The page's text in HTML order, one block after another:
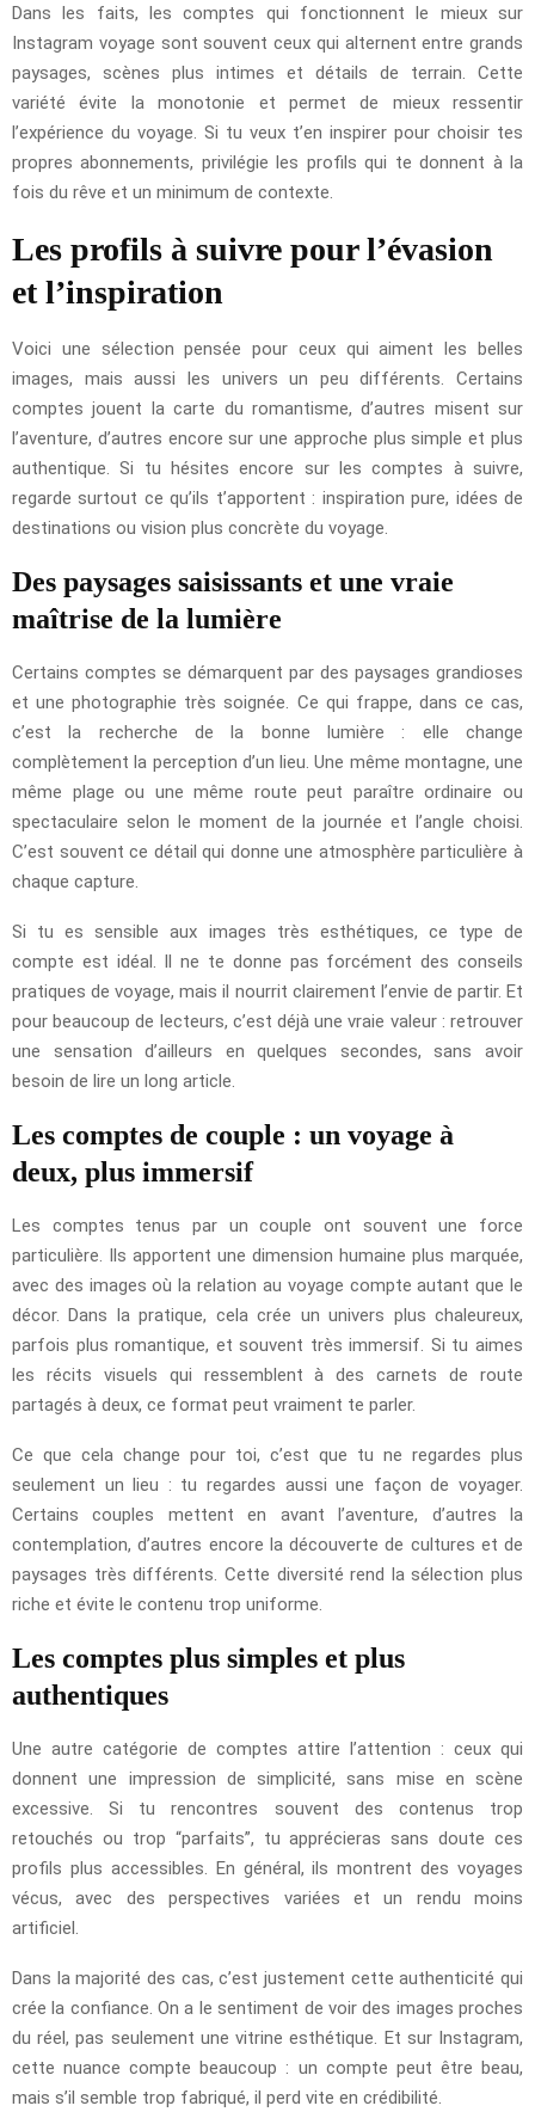
Dans les faits, les comptes qui fonctionnent le mieux sur
Instagram voyage sont souvent ceux qui alternent entre grands
paysages, scènes plus intimes et détails de terrain. Cette
variété évite la monotonie et permet de mieux ressentir
l’expérience du voyage. Si tu veux t’en inspirer pour choisir tes
propres abonnements, privilégie les profils qui te donnent à la
fois du rêve et un minimum de contexte.
Les profils à suivre pour l’évasion
et l’inspiration
Voici une sélection pensée pour ceux qui aiment les belles
images, mais aussi les univers un peu différents. Certains
comptes jouent la carte du romantisme, d’autres misent sur
l’aventure, d’autres encore sur une approche plus simple et plus
authentique. Si tu hésites encore sur les comptes à suivre,
regarde surtout ce qu’ils t’apportent : inspiration pure, idées de
destinations ou vision plus concrète du voyage.
Des paysages saisissants et une vraie
maîtrise de la lumière
Certains comptes se démarquent par des paysages grandioses
et une photographie très soignée. Ce qui frappe, dans ce cas,
c’est la recherche de la bonne lumière : elle change
complètement la perception d’un lieu. Une même montagne, une
même plage ou une même route peut paraître ordinaire ou
spectaculaire selon le moment de la journée et l’angle choisi.
C’est souvent ce détail qui donne une atmosphère particulière à
chaque capture.
Si tu es sensible aux images très esthétiques, ce type de
compte est idéal. Il ne te donne pas forcément des conseils
pratiques de voyage, mais il nourrit clairement l’envie de partir. Et
pour beaucoup de lecteurs, c’est déjà une vraie valeur : retrouver
une sensation d’ailleurs en quelques secondes, sans avoir
besoin de lire un long article.
Les comptes de couple : un voyage à
deux, plus immersif
Les comptes tenus par un couple ont souvent une force
particulière. Ils apportent une dimension humaine plus marquée,
avec des images où la relation au voyage compte autant que le
décor. Dans la pratique, cela crée un univers plus chaleureux,
parfois plus romantique, et souvent très immersif. Si tu aimes
les récits visuels qui ressemblent à des carnets de route
partagés à deux, ce format peut vraiment te parler.
Ce que cela change pour toi, c’est que tu ne regardes plus
seulement un lieu : tu regardes aussi une façon de voyager.
Certains couples mettent en avant l’aventure, d’autres la
contemplation, d’autres encore la découverte de cultures et de
paysages très différents. Cette diversité rend la sélection plus
riche et évite le contenu trop uniforme.
Les comptes plus simples et plus
authentiques
Une autre catégorie de comptes attire l’attention : ceux qui
donnent une impression de simplicité, sans mise en scène
excessive. Si tu rencontres souvent des contenus trop
retouchés ou trop “parfaits”, tu apprécieras sans doute ces
profils plus accessibles. En général, ils montrent des voyages
vécus, avec des perspectives variées et un rendu moins
artificiel.
Dans la majorité des cas, c’est justement cette authenticité qui
crée la confiance. On a le sentiment de voir des images proches
du réel, pas seulement une vitrine esthétique. Et sur Instagram,
cette nuance compte beaucoup : un compte peut être beau,
mais s’il semble trop fabriqué, il perd vite en crédibilité.